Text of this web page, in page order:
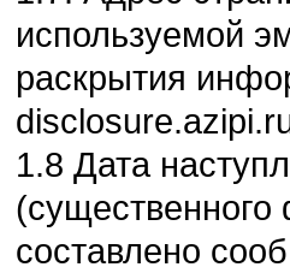
используемой
раскрытия
1.8 Дата
(существенного
составлено